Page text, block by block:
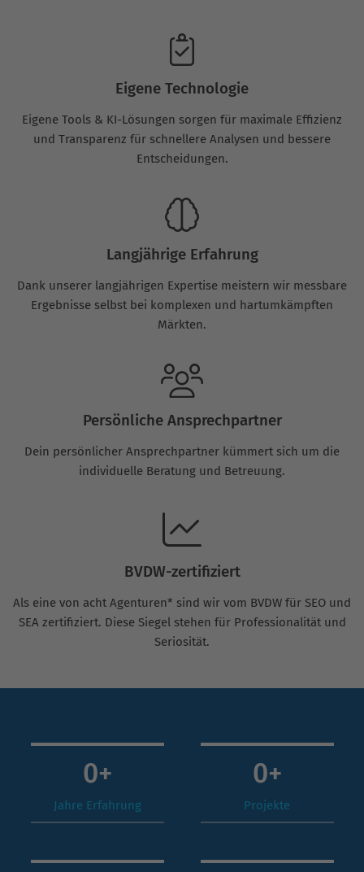
Eigene Technologie
Eigene Tools & KI-Lösungen sorgen für maximale Effizienz
und Transparenz für schnellere Analysen und bessere
Entscheidungen.
Langjährige Erfahrung
Dank unserer langjährigen Expertise meistern wir messbare
Ergebnisse selbst bei komplexen und hartumkämpften
Märkten.
Persönliche Ansprechpartner
Dein persönlicher Ansprechpartner kümmert sich um die
individuelle Beratung und Betreuung.
BVDW-zertifiziert
Als eine von acht Agenturen* sind wir vom BVDW für SEO und
SEA zertifiziert. Diese Siegel stehen für Professionalität und
Seriosität.
0+
Jahre Erfahrung
0+
Projekte